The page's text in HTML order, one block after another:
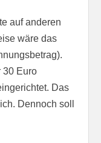
auf anderen
wäre das
30 Euro
Das
Dennoch soll